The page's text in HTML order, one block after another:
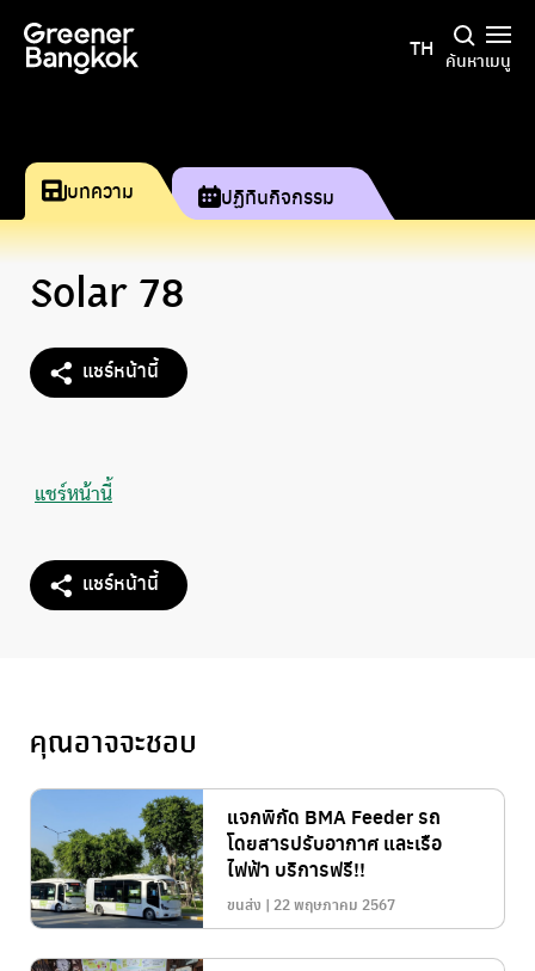
TH ค้นหาเมนู
บทความ ปฏิทินกิจกรรม
Solar 78
แชร์หน้านี้
แชร์หน้านี้
แชร์หน้านี้
คุณอาจจะชอบ
แจกพิกัด BMA Feeder รถ
โดยสารปรับอากาศ และเรือ
ไฟฟ้า บริการฟรี!!
ขนส่ง | 22 พฤษภาคม 2567